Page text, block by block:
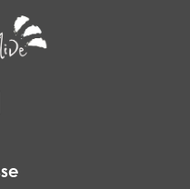
vers le compte Facebook